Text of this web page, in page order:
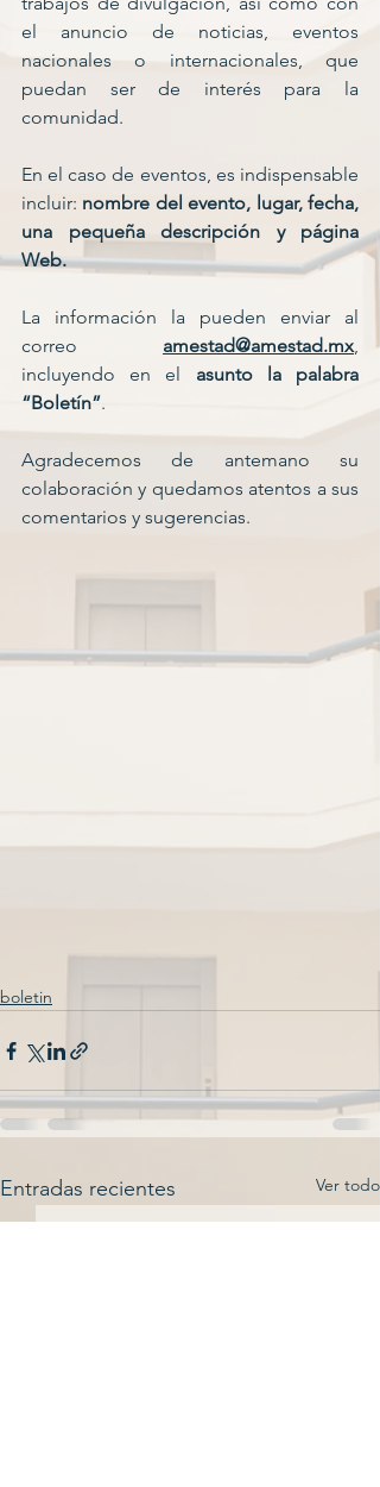
el anuncio de noticias, eventos
nacionales o internacionales, que
puedan ser de interés para la
comunidad.
En el caso de eventos, es indispensable
incluir: nombre del evento, lugar, fecha,
una pequeña descripción y página
Web.
La información la pueden enviar al
correo amestad@amestad.mx,
incluyendo en el asunto la palabra
“Boletín”.
Agradecemos de antemano su
colaboración y quedamos atentos a sus
comentarios y sugerencias.
boletin
Entradas recientes Ver todo